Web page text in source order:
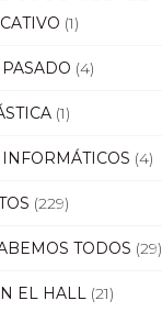
(1)
(4)
(1)
(4)
(229)
TODOS (29)
EL HALL (21)